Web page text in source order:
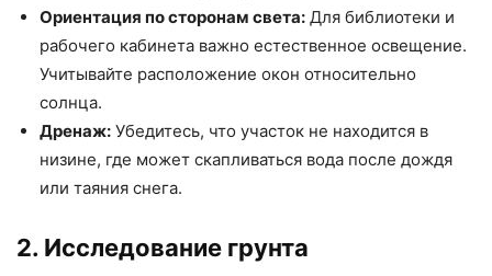
Ориентация по сторонам света: Для библиотеки и
рабочего кабинета важно естественное освещение.
Учитывайте расположение окон относительно
солнца.
Дренаж: Убедитесь, что участок не находится в
низине, где может скапливаться вода после дождя
или таяния снега.
2. Исследование грунта